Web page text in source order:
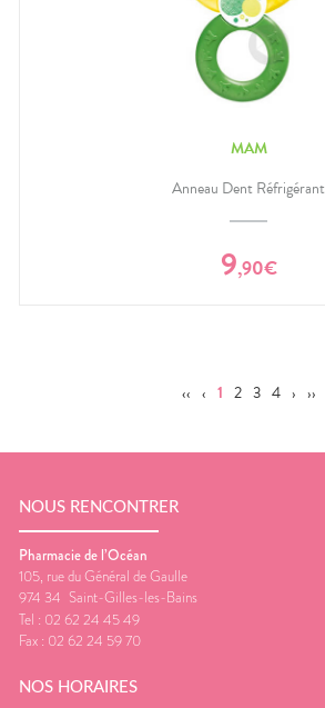
MAM
Anneau Dent Réfrigérant
9,90€
‹‹ ‹ 1 2 3 4 › ››
NOUS RENCONTRER
Pharmacie de l’Océan
105, rue du Général de Gaulle
974 34 Saint-Gilles-les-Bains
Tel : 02 62 24 45 49
Fax : 02 62 24 59 70
NOS HORAIRES